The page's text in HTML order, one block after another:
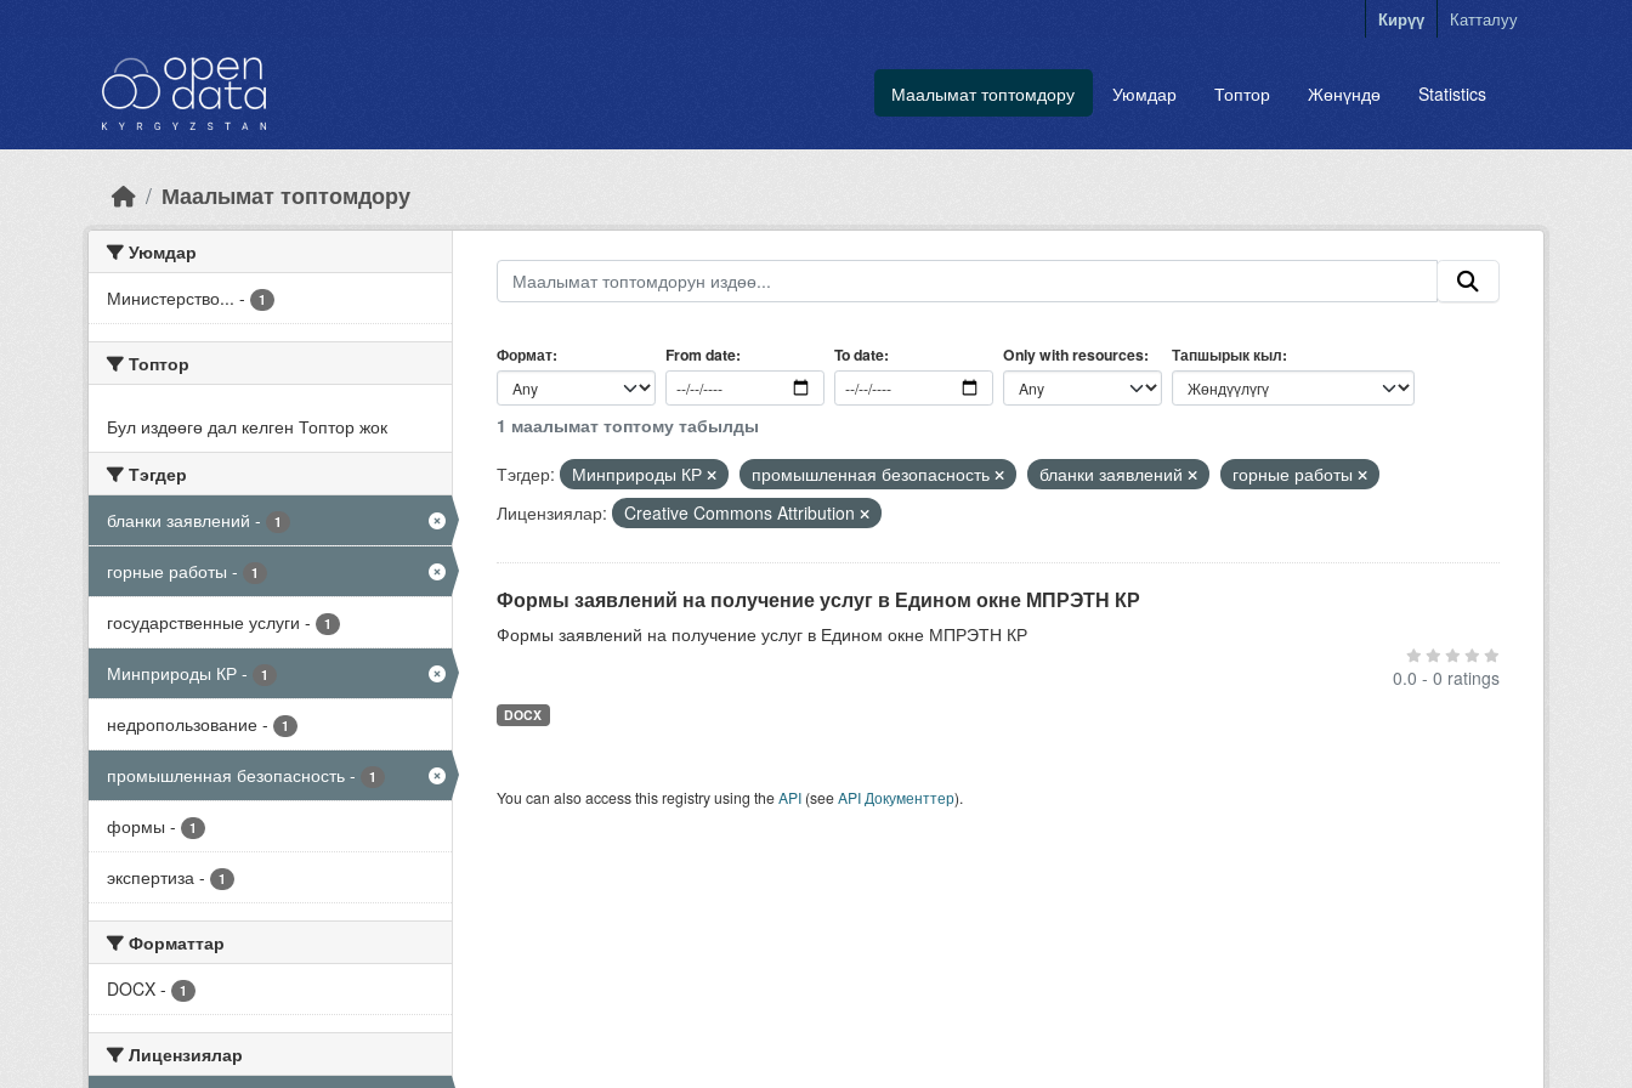
Кирүү Катталуу
Маалымат топтомдору Уюмдар Топтор Жөнүндө Statistics
Маалымат топтомдору
Уюмдар
Министерство... - 1
Топтор
Бул издөөгө дал келген Топтор жок
Тэгдер
бланки заявлений - 1
горные работы - 1
государственные услуги - 1
Минприроды КР - 1
недропользование - 1
промышленная безопасность - 1
формы - 1
экспертиза - 1
Форматтар
DOCX - 1
Лицензиялар
Формат From date To date Only with resources Тапшырык кыл
1 маалымат топтому табылды
Тэгдер:
Минприроды КР промышленная безопасность бланки заявлений
горные работы
Лицензиялар:
Creative Commons Attribution
Формы заявлений на получение услуг в Едином окне МПРЭТН КР
Формы заявлений на получение услуг в Едином окне МПРЭТН КР
0.0 - 0 ratings
DOCX
You can also access this registry using theAPI(seeAPI Документтер).